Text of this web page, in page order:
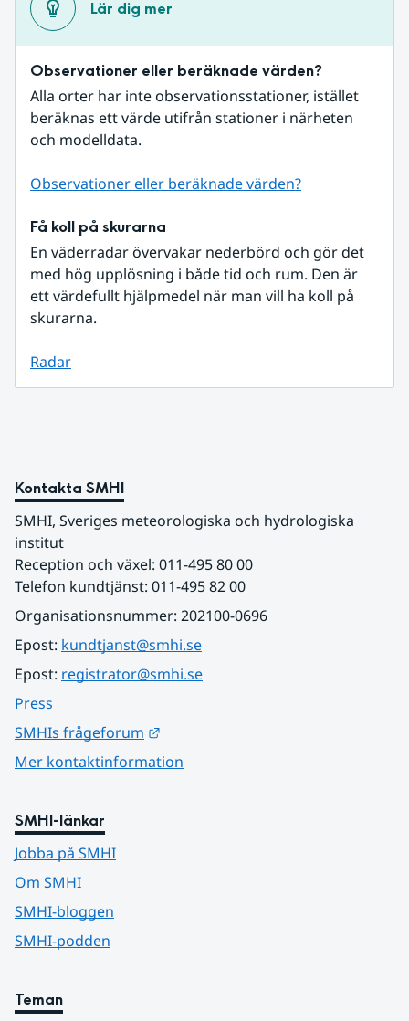
Lär dig mer
Observationer eller beräknade värden?
Alla orter har inte observationsstationer, istället
beräknas ett värde utifrån stationer i närheten
och modelldata.
Observationer eller beräknade värden?
Få koll på skurarna
En väderradar övervakar nederbörd och gör det
med hög upplösning i både tid och rum. Den är
ett värdefullt hjälpmedel när man vill ha koll på
skurarna.
Radar
Kontakta SMHI
SMHI, Sveriges meteorologiska och hydrologiska
institut
Reception och växel: 011-495 80 00
Telefon kundtjänst: 011-495 82 00
Organisationsnummer: 202100-0696
Epost: kundtjanst@smhi.se
Epost: registrator@smhi.se
Press
SMHIs frågeforum
Mer kontaktinformation
SMHI-länkar
Jobba på SMHI
Om SMHI
SMHI-bloggen
SMHI-podden
Teman